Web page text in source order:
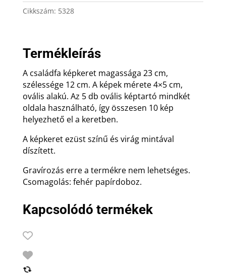
ezüst
Cikkszám: 5328
Termékleírás
A családfa képkeret magassága 23 cm,
szélessége 12 cm. A képek mérete 4×5 cm,
ovális alakú. Az 5 db ovális képtartó mindkét
oldala használható, így összesen 10 kép
helyezhető el a keretben.
A képkeret ezüst színű és virág mintával
díszített.
Gravírozás erre a termékre nem lehetséges.
Csomagolás: fehér papírdoboz.
Kapcsolódó termékek